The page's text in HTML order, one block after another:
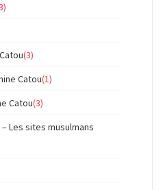
(3)
Catou(1)
Catou(3)
Les sites musulmans